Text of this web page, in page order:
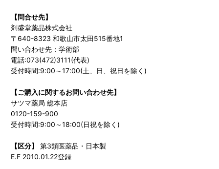
【問合せ先】
剤盛堂薬品株式会社
〒640-8323 和歌山市太田515番地1
問い合わせ先：学術部
電話:073(472)3111(代表)
受付時間:9:00～17:00(土、日、祝日を除く)
【ご購入に関するお問い合わせ先】
サツマ薬局 総本店
0120-159-900
受付時間:9:00～18:00(日祝を除く)
【区分】
第3類医薬品・日本製
E.F 2010.01.22登録